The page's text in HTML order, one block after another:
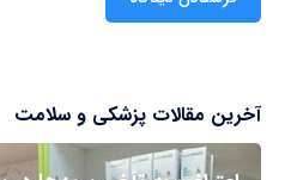
آخرین مقالات پزشکی و سلامت